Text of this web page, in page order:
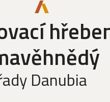
Danubia